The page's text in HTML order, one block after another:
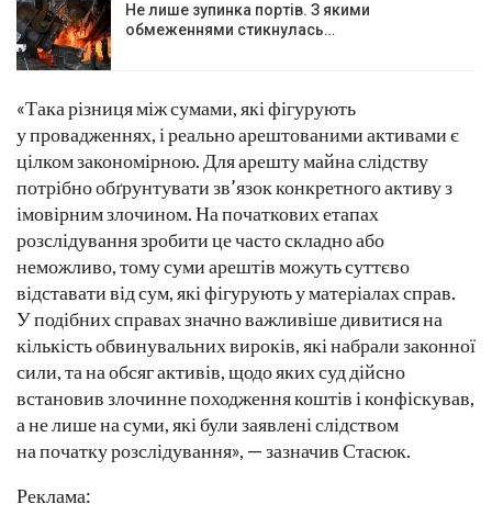
Не лише зупинка портів. З якими
обмеженнями стикнулась…
«Така різниця між сумами, які фігурують
у провадженнях, і реально арештованими активами є
цілком закономірною. Для арешту майна слідству
потрібно обґрунтувати зв’язок конкретного активу з
імовірним злочином. На початкових етапах
розслідування зробити це часто складно або
неможливо, тому суми арештів можуть суттєво
відставати від сум, які фігурують у матеріалах справ.
У подібних справах значно важливіше дивитися на
кількість обвинувальних вироків, які набрали законної
сили, та на обсяг активів, щодо яких суд дійсно
встановив злочинне походження коштів і конфіскував,
а не лише на суми, які були заявлені слідством
на початку розслідування», — зазначив Стасюк.
Реклама: